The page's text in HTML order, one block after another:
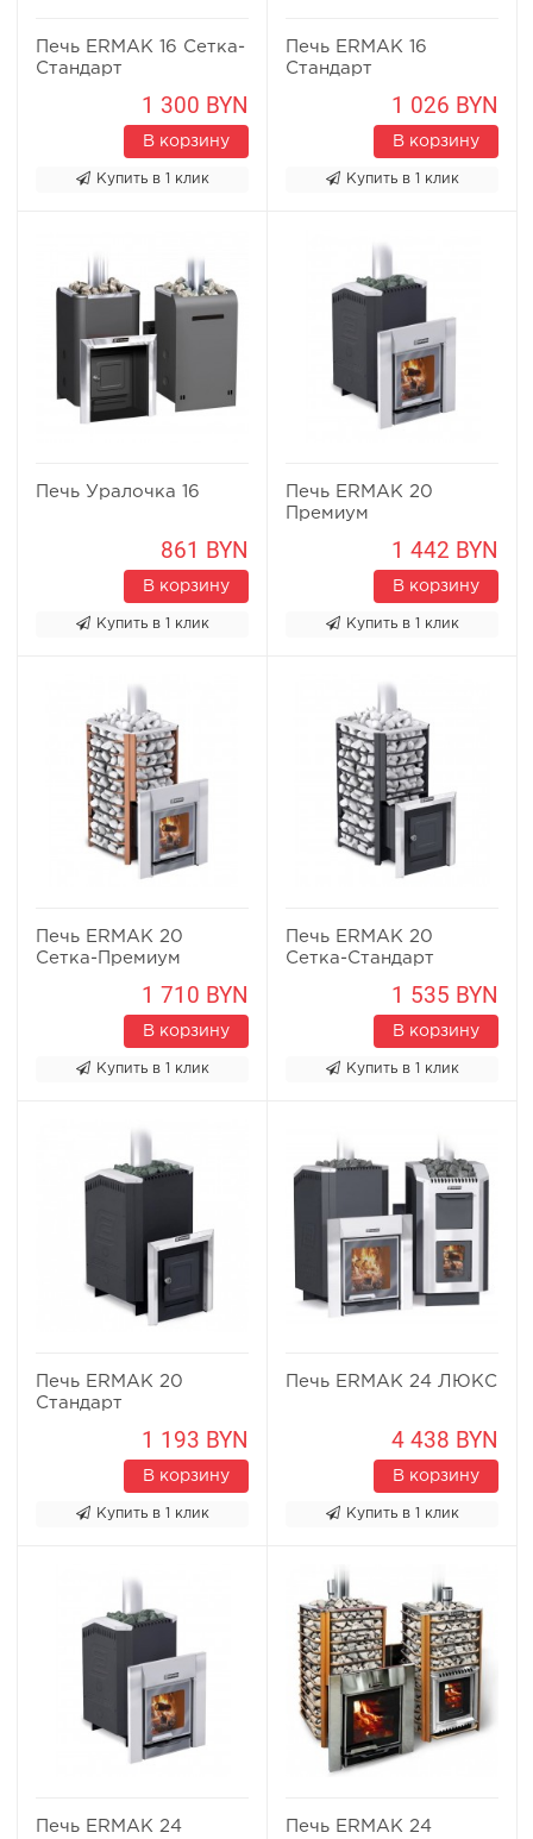
Печь ERMAK 16 Сетка-
Стандарт
1 300 BYN
В корзину
Купить в 1 клик
Печь ERMAK 16
Стандарт
1 026 BYN
В корзину
Купить в 1 клик
Печь Уралочка 16
861 BYN
В корзину
Купить в 1 клик
Печь ERMAK 20
Премиум
1 442 BYN
В корзину
Купить в 1 клик
Печь ERMAK 20
Сетка-Премиум
1 710 BYN
В корзину
Купить в 1 клик
Печь ERMAK 20
Сетка-Стандарт
1 535 BYN
В корзину
Купить в 1 клик
Печь ERMAK 20
Стандарт
1 193 BYN
В корзину
Купить в 1 клик
Печь ERMAK 24 ЛЮКС
4 438 BYN
В корзину
Купить в 1 клик
Печь ERMAK 24
Печь ERMAK 24